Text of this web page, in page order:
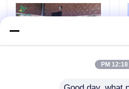
12:18 PM